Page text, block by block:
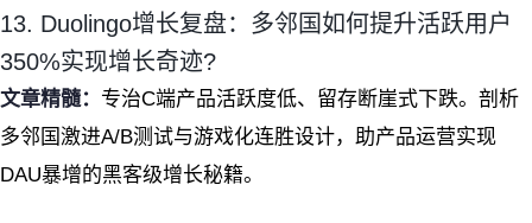
13. Duolingo增长复盘：多邻国如何提升活跃用户
350%实现增长奇迹?
文章精髓： 专治C端产品活跃度低、留存断崖式下跌。剖析
多邻国激进A/B测试与游戏化连胜设计，助产品运营实现
DAU暴增的黑客级增长秘籍。